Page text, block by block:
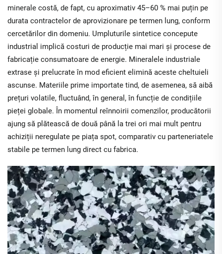
minerale costă, de fapt, cu aproximativ 45–60 % mai puțin pe
durata contractelor de aprovizionare pe termen lung, conform
cercetărilor din domeniu. Umpluturile sintetice concepute
industrial implică costuri de producție mai mari și procese de
fabricație consumatoare de energie. Mineralele industriale
extrase și prelucrate în mod eficient elimină aceste cheltuieli
ascunse. Materiile prime importate tind, de asemenea, să aibă
prețuri volatile, fluctuând, în general, în funcție de condițiile
pieței globale. În momentul reînnoirii comenzilor, producătorii
ajung să plătească de două până la trei ori mai mult pentru
achiziții neregulate pe piața spot, comparativ cu parteneriatele
stabile pe termen lung direct cu fabrica.